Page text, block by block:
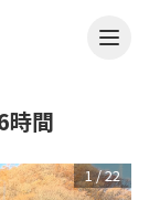
時間
1/22